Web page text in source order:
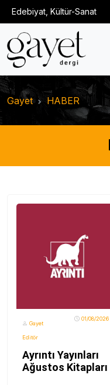
Edebiyat, Kültür-Sanat
Gayet HABER
Gayet
Editör
01/08/2026
Ayrıntı Yayınları
Ağustos Kitapları